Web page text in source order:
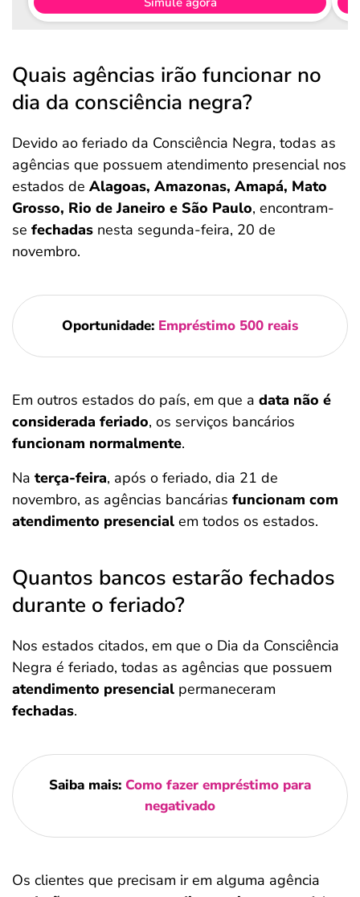
Quais agências irão funcionar no
dia da consciência negra?
Devido ao feriado da Consciência Negra, todas as
agências que possuem atendimento presencial nos
estados de Alagoas, Amazonas, Amapá, Mato
Grosso, Rio de Janeiro e São Paulo, encontram-
se fechadas nesta segunda-feira, 20 de
novembro.
Oportunidade: Empréstimo 500 reais
Em outros estados do país, em que a data não é
considerada feriado, os serviços bancários
funcionam normalmente.
Na terça-feira, após o feriado, dia 21 de
novembro, as agências bancárias funcionam com
atendimento presencial em todos os estados.
Quantos bancos estarão fechados
durante o feriado?
Nos estados citados, em que o Dia da Consciência
Negra é feriado, todas as agências que possuem
atendimento presencial permaneceram
fechadas.
Saiba mais: Como fazer empréstimo para
negativado
Os clientes que precisam ir em alguma agência